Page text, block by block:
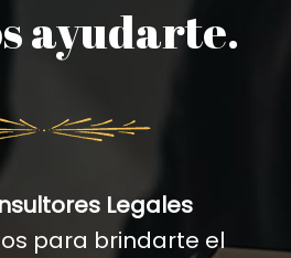
ayudarte.
Legales
para brindarte el